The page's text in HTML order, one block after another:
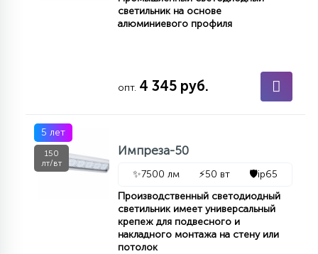
С УПРАВЛЕНИЕМ
АКСЕССУАРЫ
светильник на основе
алюминиевого профиля
опт. 4 345 руб.
5 лет
150
лт/вт
Импреза-50
✨7500 лм ⚡50 вт 🛡️ip65
Производственный светодиодный
светильник имеет универсальный
крепеж для подвесного и
накладного монтажа на стену или
потолок